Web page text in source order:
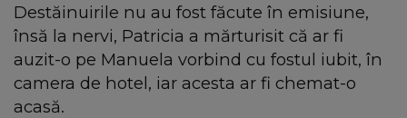
Destăinuirile nu au fost făcute în emisiune,
însă la nervi, Patricia a mărturisit că ar fi
auzit-o pe Manuela vorbind cu fostul iubit, în
camera de hotel, iar acesta ar fi chemat-o
acasă.